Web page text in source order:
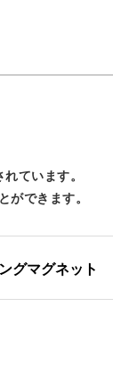
を出し、透明感
粒子が動き、さ
ています。
ができます。
グマグネット